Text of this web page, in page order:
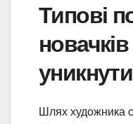
Типові
новачків
уникнути
Шлях художника